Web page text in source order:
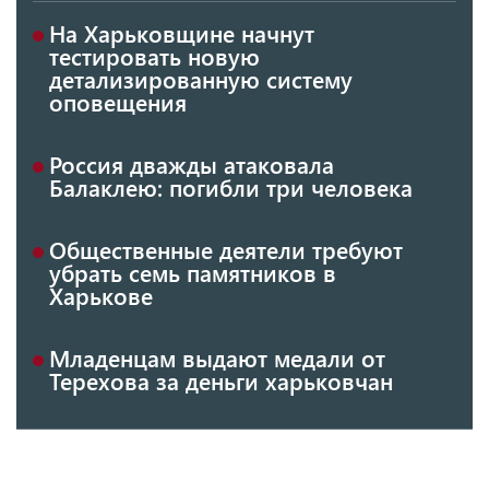
На Харьковщине начнут
тестировать новую
детализированную систему
оповещения
Россия дважды атаковала
Балаклею: погибли три человека
Общественные деятели требуют
убрать семь памятников в
Харькове
Младенцам выдают медали от
Терехова за деньги харьковчан